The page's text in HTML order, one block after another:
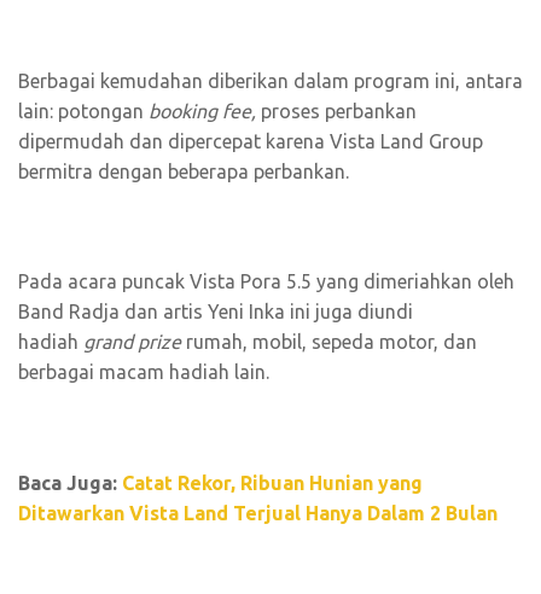
Berbagai kemudahan diberikan dalam program ini, antara
lain: potongan booking fee, proses perbankan
dipermudah dan dipercepat karena Vista Land Group
bermitra dengan beberapa perbankan.
Pada acara puncak Vista Pora 5.5 yang dimeriahkan oleh
Band Radja dan artis Yeni Inka ini juga diundi
hadiah grand prizerumah, mobil, sepeda motor, dan
berbagai macam hadiah lain.
Baca Juga: Catat Rekor, Ribuan Hunian yang
Ditawarkan Vista Land Terjual Hanya Dalam 2 Bulan